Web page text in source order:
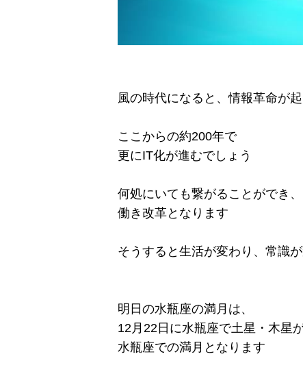
風の時代になると、情報革命が
ここからの約200年で
更にIT化が進むでしょう
何処にいても繋がることができ、
働き改革となります
そうすると生活が変わり、常識
明日の水瓶座の満月は、
12月22日に水瓶座で土星・木星
水瓶座での満月となります